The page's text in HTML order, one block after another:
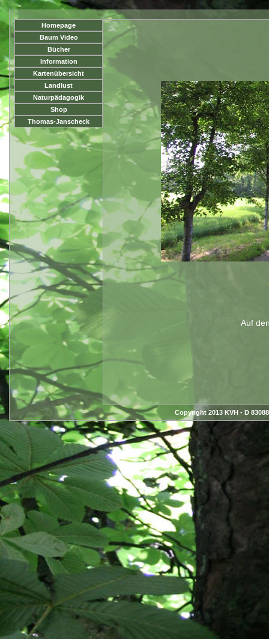
Homepage
Baum Video
Bücher
Information
Kartenübersicht
Landlust
Naturpädagogik
Shop
Thomas-Janscheck
Auf
Copyright 2013 KVH - D